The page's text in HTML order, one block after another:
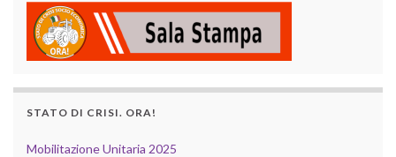
STATO DI CRISI. ORA!
Mobilitazione Unitaria 2025